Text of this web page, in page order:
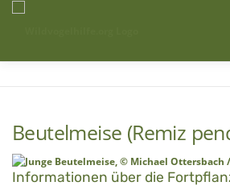
Beutelmeise (Remiz
Informationen über die